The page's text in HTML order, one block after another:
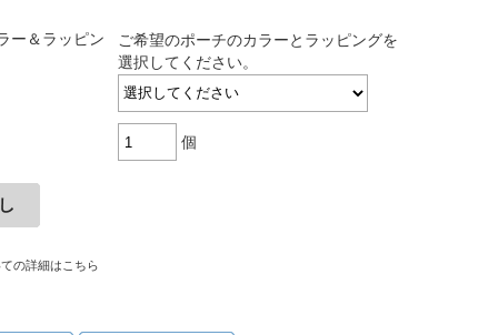
ー＆ラッピン
ご希望のポーチのカラーとラッピングを
選択してください。
個
の詳細はこちら